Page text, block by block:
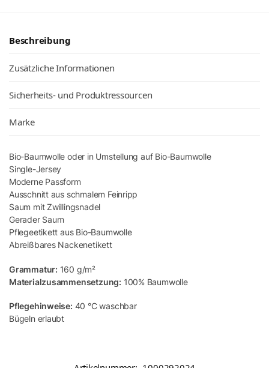
Beschreibung
Zusätzliche Informationen
Sicherheits- und Produktressourcen
Marke
Bio-Baumwolle oder in Umstellung auf Bio-Baumwolle
Single-Jersey
Moderne Passform
Ausschnitt aus schmalem Feinripp
Saum mit Zwillingsnadel
Gerader Saum
Pflegeetikett aus Bio-Baumwolle
Abreißbares Nackenetikett
Grammatur: 160 g/m²
Materialzusammensetzung: 100% Baumwolle
Pflegehinweise: 40 °C waschbar
Bügeln erlaubt